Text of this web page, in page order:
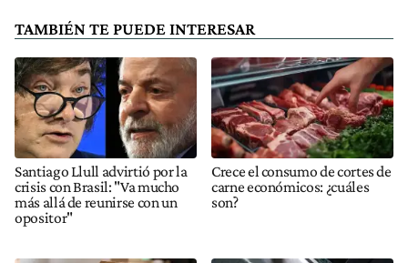
TAMBIÉN TE PUEDE INTERESAR
Santiago Llull advirtió por la
crisis con Brasil: "Va mucho
más allá de reunirse con un
opositor"
Crece el consumo de cortes de
carne económicos: ¿cuáles
son?